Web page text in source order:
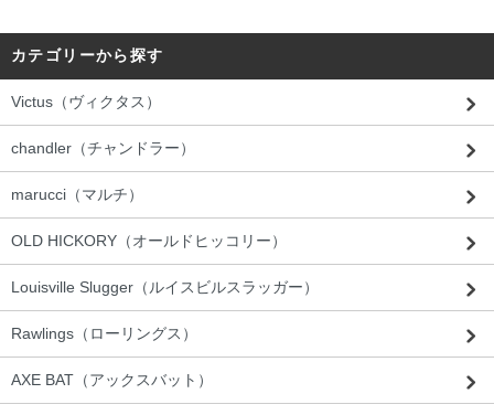
カテゴリーから探す
Victus（ヴィクタス）
chandler（チャンドラー）
marucci（マルチ）
OLD HICKORY（オールドヒッコリー）
Louisville Slugger（ルイスビルスラッガー）
Rawlings（ローリングス）
AXE BAT（アックスバット）